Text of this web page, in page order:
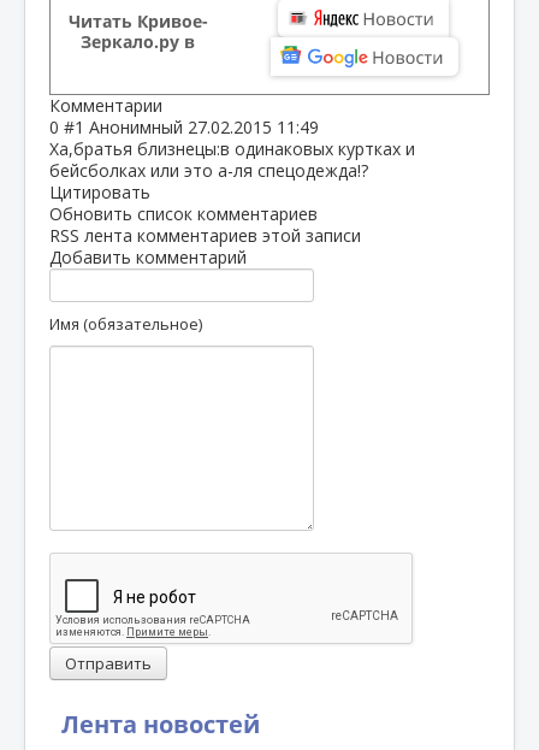
Лента новостей
Читать Кривое-
Зеркало.ру в
Комментарии
0 #1 Анонимный 27.02.2015 11:49
Ха,братья близнецы:в одинаковых куртках и
бейсболках или это а-ля спецодежда!?
Цитировать
Обновить список комментариев
RSS лента комментариев этой записи
Добавить комментарий
Имя (обязательное)
Отправить